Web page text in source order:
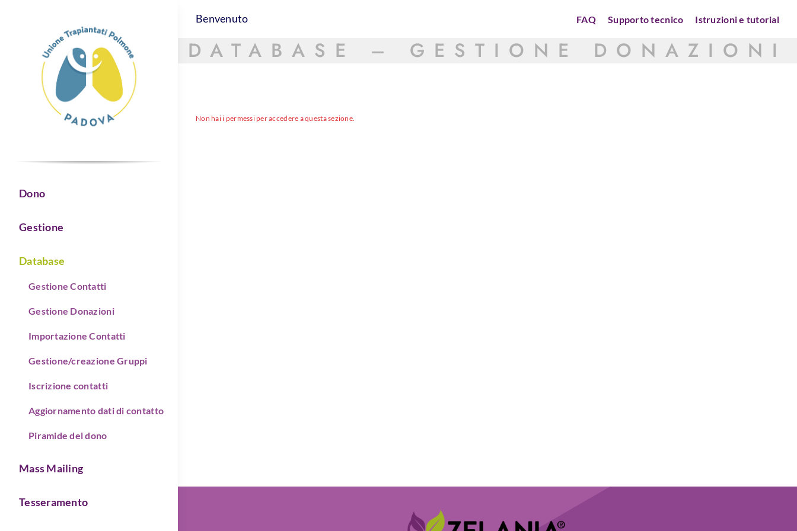
Dono
Gestione
Database
Gestione Contatti
Gestione Donazioni
Importazione Contatti
Gestione/creazione Gruppi
Iscrizione contatti
Aggiornamento dati di contatto
Piramide del dono
Mass Mailing
Tesseramento
Benvenuto FAQ Supporto tecnico Istruzioni e tutorial
DATABASE – GESTIONE DONAZIONI
Non hai i permessi per accedere a questa sezione.